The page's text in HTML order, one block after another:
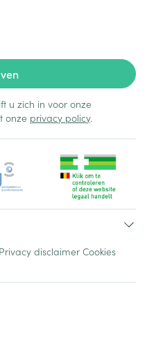
u zich in voor onze
onze privacy policy.
Privacy disclaimer Cookies